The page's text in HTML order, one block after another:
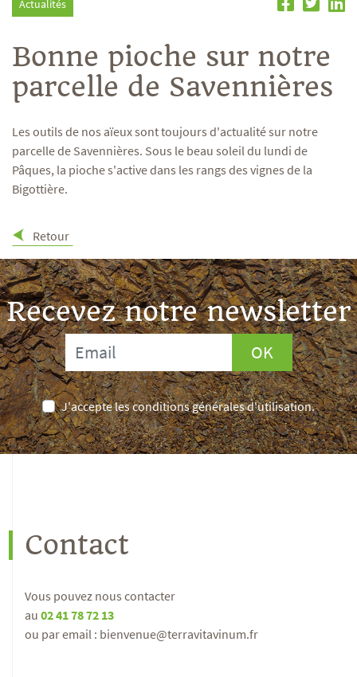
Actualités
Bonne pioche sur notre
parcelle de Savennières
Les outils de nos aïeux sont toujours d'actualité sur notre
parcelle de Savennières. Sous le beau soleil du lundi de
Pâques, la pioche s'active dans les rangs des vignes de la
Bigottière.
Retour
Recevez notre newsletter
OK
J'accepte les conditions générales d'utilisation.
Contact
Vous pouvez nous contacter
au 02 41 78 72 13
ou par email : bienvenue@terravitavinum.fr